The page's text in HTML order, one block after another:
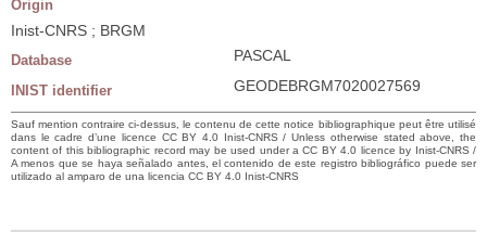
Origin
Inist-CNRS ; BRGM
Database PASCAL
INIST identifier GEODEBRGM7020027569
Sauf mention contraire ci-dessus, le contenu de cette notice bibliographique peut être utilisé
dans le cadre d’une licence CC BY 4.0 Inist-CNRS / Unless otherwise stated above, the
content of this bibliographic record may be used under a CC BY 4.0 licence by Inist-CNRS /
A menos que se haya señalado antes, el contenido de este registro bibliográfico puede ser
utilizado al amparo de una licencia CC BY 4.0 Inist-CNRS